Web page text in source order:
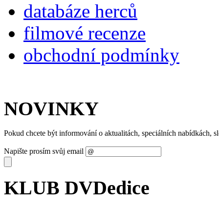
databáze herců
filmové recenze
obchodní podmínky
NOVINKY
Pokud chcete být informování o aktualitách, speciálních nabídkách,
Napište prosím svůj email
KLUB DVDedice